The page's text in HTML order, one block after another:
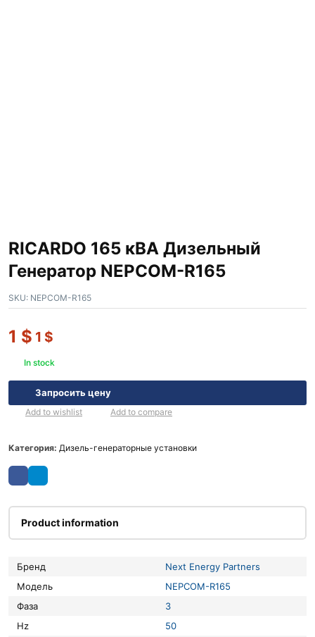
RICARDO 165 кВА Дизельный
Генератор NEPCOM-R165
SKU: NEPCOM-R165
1 $ 1 $
In stock
Запросить цену
Add to wishlist Add to compare
Категория: Дизель-генераторные установки
Product information
Бренд
Next Energy Partners
Модель
NEPCOM-R165
Фаза
3
Hz
50